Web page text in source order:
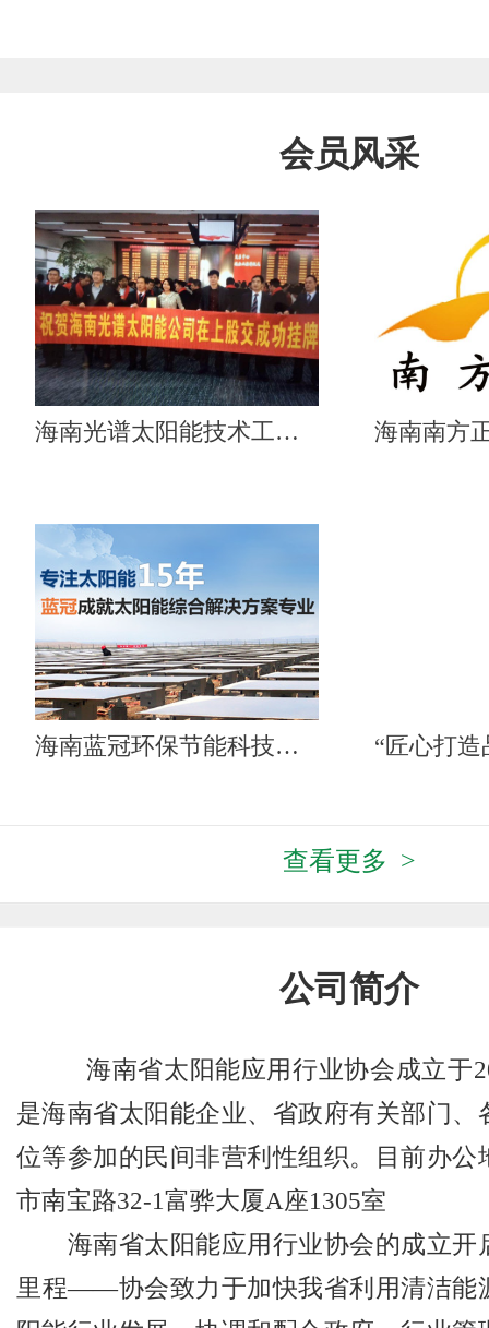
会员风采
海南光谱太阳能技术工程有限公司
海南蓝冠环保节能科技有限公司
查看更多 >
公司简介
海南省太阳能应用行业协会成立于
是海南省太阳能企业、省政府有关部门、
位等参加的民间非营利性组织。目前办公
市南宝路32-1富骅大厦A座1305室
海南省太阳能应用行业协会的成立开
里程——协会致力于加快我省利用清洁能